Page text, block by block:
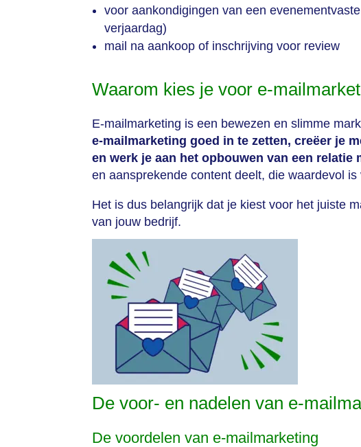
voor aankondigingen van een
verjaardag)
mail na aankoop of inschrijving voor review
Waarom kies je voor e-
E-mailmarketing is een bewezen en slimme
e-mailmarketing goed in te zetten, creëer je
en werk je aan het opbouwen van een relatie
en aansprekende content deelt, die waardevol is
Het is dus belangrijk dat je kiest voor het juiste
van jouw bedrijf.
De voor- en nadelen van e-
De voordelen van e-mailmarketing